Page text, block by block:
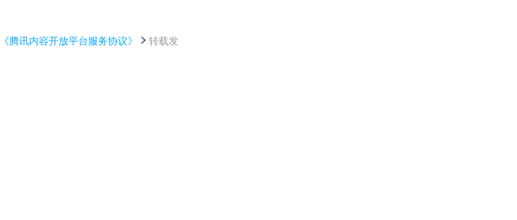
《腾讯内容开放平台服务协议》
转载发